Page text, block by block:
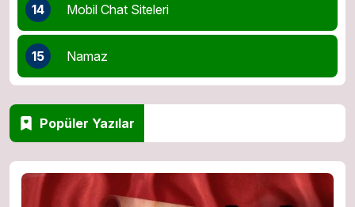
14 Mobil Chat Siteleri
15 Namaz
Popüler Yazılar